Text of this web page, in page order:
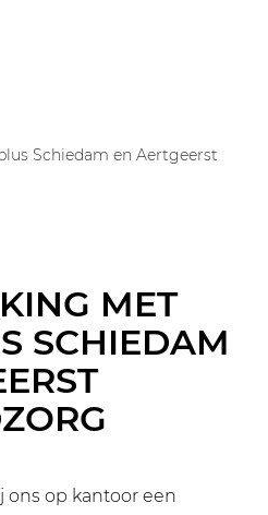
Schiedam en Aertgeerst
MET
SCHIEDAM
ons op kantoor een